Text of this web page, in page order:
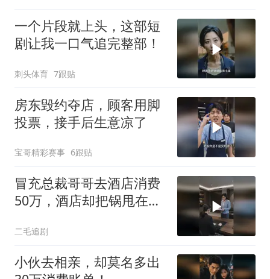
一个片段就上头，这部短
剧让我一口气追完整部！
刺头体育 7跟贴
房东毁约夺店，顾客用脚
投票，接手后生意凉了
宝哥精彩赛事 6跟贴
冒充总裁哥哥去酒店消费
50万，酒店却把锅甩在总
二毛追剧
小伙去相亲，却莫名多出